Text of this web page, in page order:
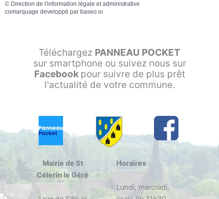
© Direction de l'information légale et administrative
comarquage developpé par baseo.io
Téléchargez PANNEAU POCKET
sur smartphone ou suivez nous sur
Facebook pour suivre de plus prêt
l'actualité de votre commune.
Mairie de St
Célerin le Géré
Horaires
Lundi, mercredi,